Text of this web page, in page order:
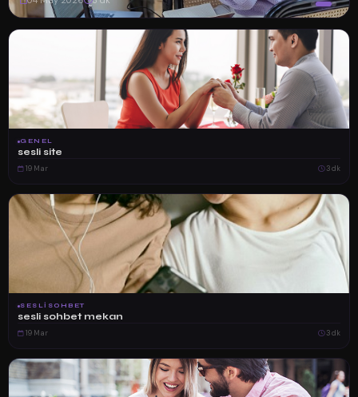
GENEL
sesli site
19 Mar 3 dk
SESLISOHBET
sesli sohbet mekan
19 Mar 3 dk